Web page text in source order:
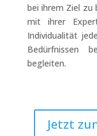
bei ihrem Ziel zu
mit ihrer
Individualität
Bedürfnissen
begleiten.
Jetzt